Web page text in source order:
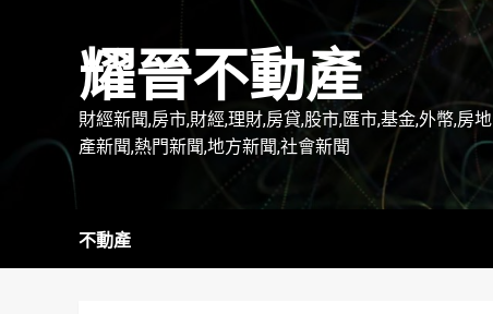
耀晉不動產
財經新聞,房市,財經,理財,房貸,股市,匯市,基金,外幣,房地
產新聞,熱門新聞,地方新聞,社會新聞
不動產